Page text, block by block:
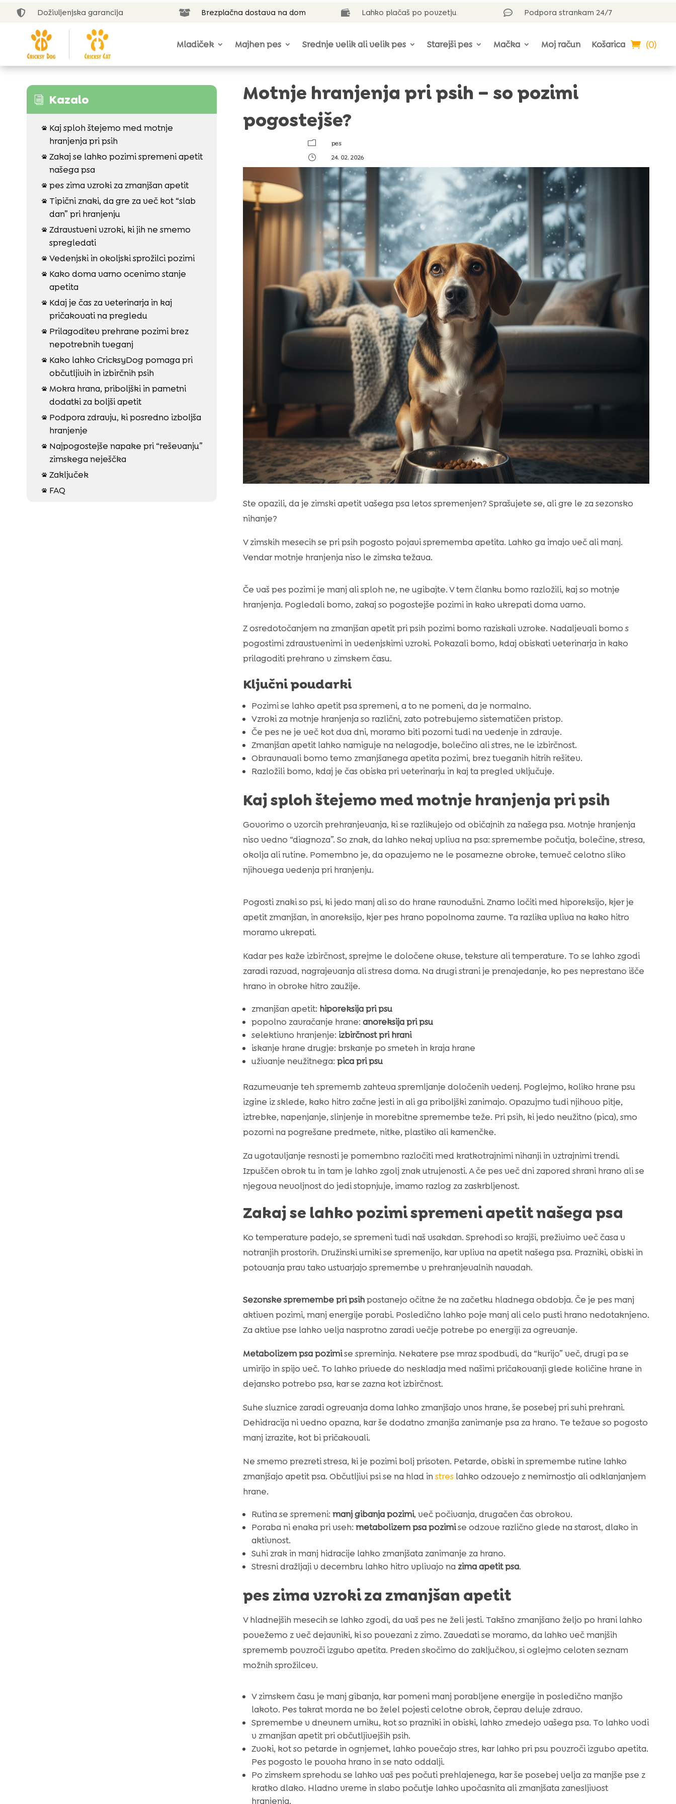
 Doživljenjska garancija  Brezplačna dostava na dom  Lahko plačaš po povzetju  Podpora strankam 24/7
Mladiček Majhen pes Srednje velik ali velik pes Starejši pes Mačka Moj račun Košarica (0)
i Kazalo

Kaj sploh štejemo med motnje
hranjenja pri psih
 Zakaj se lahko pozimi spremeni apetit
našega psa
 pes zima vzroki za zmanjšan apetit

Tipični znaki, da gre za več kot “slab
dan” pri hranjenju
 Zdravstveni vzroki, ki jih ne smemo
spregledati
 Vedenjski in okoljski sprožilci pozimi

Kako doma varno ocenimo stanje
apetita

Kdaj je čas za veterinarja in kaj
pričakovati na pregledu

Prilagoditev prehrane pozimi brez
nepotrebnih tveganj

Kako lahko CricksyDog pomaga pri
občutljivih in izbirčnih psih

Mokra hrana, priboljški in pametni
dodatki za boljši apetit

Podpora zdravju, ki posredno izboljša
hranjenje

Najpogostejše napake pri “reševanju”
zimskega neješčka
 Zaključek
 FAQ
Motnje hranjenja pri psih – so pozimi
pogostejše?
m
pes
}
24. 02. 2026
Ste opazili, da je zimski apetit vašega psa letos spremenjen? Sprašujete se, ali gre le za sezonsko
nihanje?
V zimskih mesecih se pri psih pogosto pojavi sprememba apetita. Lahko ga imajo več ali manj.
Vendar motnje hranjenja niso le zimska težava.
Če vaš pes pozimi je manj ali sploh ne, ne ugibajte. V tem članku bomo razložili, kaj so motnje
hranjenja. Pogledali bomo, zakaj so pogostejše pozimi in kako ukrepati doma varno.
Z osredotočanjem na zmanjšan apetit pri psih pozimi bomo raziskali vzroke. Nadaljevali bomo s
pogostimi zdravstvenimi in vedenjskimi vzroki. Pokazali bomo, kdaj obiskati veterinarja in kako
prilagoditi prehrano v zimskem času.
Ključni poudarki
Pozimi se lahko apetit psa spremeni, a to ne pomeni, da je normalno.
Vzroki za motnje hranjenja so različni, zato potrebujemo sistematičen pristop.
Če pes ne je več kot dva dni, moramo biti pozorni tudi na vedenje in zdravje.
Zmanjšan apetit lahko namiguje na nelagodje, bolečino ali stres, ne le izbirčnost.
Obravnavali bomo temo zmanjšanega apetita pozimi, brez tveganih hitrih rešitev.
Razložili bomo, kdaj je čas obiska pri veterinarju in kaj ta pregled vključuje.
Kaj sploh štejemo med motnje hranjenja pri psih
Govorimo o vzorcih prehranjevanja, ki se razlikujejo od običajnih za našega psa. Motnje hranjenja
niso vedno “diagnoza”. So znak, da lahko nekaj vpliva na psa: spremembe počutja, bolečine, stresa,
okolja ali rutine. Pomembno je, da opazujemo ne le posamezne obroke, temveč celotno sliko
njihovega vedenja pri hranjenju.
Pogosti znaki so psi, ki jedo manj ali so do hrane ravnodušni. Znamo ločiti med hiporeksijo, kjer je
apetit zmanjšan, in anoreksijo, kjer pes hrano popolnoma zavrne. Ta razlika vpliva na kako hitro
moramo ukrepati.
Kadar pes kaže izbirčnost, sprejme le določene okuse, teksture ali temperature. To se lahko zgodi
zaradi razvad, nagrajevanja ali stresa doma. Na drugi strani je prenajedanje, ko pes neprestano išče
hrano in obroke hitro zaužije.
zmanjšan apetit: hiporeksija pri psu
popolno zavračanje hrane: anoreksija pri psu
selektivno hranjenje: izbirčnost pri hrani
iskanje hrane drugje: brskanje po smeteh in kraja hrane
uživanje neužitnega: pica pri psu
Razumevanje teh sprememb zahteva spremljanje določenih vedenj. Poglejmo, koliko hrane psu
izgine iz sklede, kako hitro začne jesti in ali ga priboljški zanimajo. Opazujmo tudi njihovo pitje,
iztrebke, napenjanje, slinjenje in morebitne spremembe teže. Pri psih, ki jedo neužitno (pica), smo
pozorni na pogrešane predmete, nitke, plastiko ali kamenčke.
Za ugotavljanje resnosti je pomembno razločiti med kratkotrajnimi nihanji in vztrajnimi trendi.
Izpuščen obrok tu in tam je lahko zgolj znak utrujenosti. A če pes več dni zapored shrani hrano ali se
njegova nevoljnost do jedi stopnjuje, imamo razlog za zaskrbljenost.
Zakaj se lahko pozimi spremeni apetit našega psa
Ko temperature padejo, se spremeni tudi naš vsakdan. Sprehodi so krajši, preživimo več časa v
notranjih prostorih. Družinski urniki se spremenijo, kar vpliva na apetit našega psa. Prazniki, obiski in
potovanja prav tako ustvarjajo spremembe v prehranjevalnih navadah.
Sezonske spremembe pri psihpostanejo očitne že na začetku hladnega obdobja. Če je pes manj
aktiven pozimi, manj energije porabi. Posledično lahko poje manj ali celo pusti hrano nedotaknjeno.
Za aktive pse lahko velja nasprotno zaradi večje potrebe po energiji za ogrevanje.
Metabolizem psa pozimise spreminja. Nekatere pse mraz spodbudi, da “kurijo” več, drugi pa se
umirijo in spijo več. To lahko privede do neskladja med našimi pričakovanji glede količine hrane in
dejansko potrebo psa, kar se zazna kot izbirčnost.
Suhe sluznice zaradi ogrevanja doma lahko zmanjšajo vnos hrane, še posebej pri suhi prehrani.
Dehidracija ni vedno opazna, kar še dodatno zmanjša zanimanje psa za hrano. Te težave so pogosto
manj izrazite, kot bi pričakovali.
Ne smemo prezreti stresa, ki je pozimi bolj prisoten. Petarde, obiski in spremembe rutine lahko
zmanjšajo apetit psa. Občutljivi psi se na hlad in streslahko odzovejo z nemirnostjo ali odklanjanjem
hrane.
Rutina se spremeni: manj gibanja pozimi, več počivanja, drugačen čas obrokov.
Poraba ni enaka pri vseh: metabolizem psa pozimise odzove različno glede na starost, dlako in
aktivnost.
Suhi zrak in manj hidracije lahko zmanjšata zanimanje za hrano.
Stresni dražljaji v decembru lahko hitro vplivajo na zima apetit psa.
pes zima vzroki za zmanjšan apetit
V hladnejših mesecih se lahko zgodi, da vaš pes ne želi jesti. Takšno zmanjšano željo po hrani lahko
povežemo z več dejavniki, ki so povezani z zimo. Zavedati se moramo, da lahko več manjših
sprememb povzroči izgubo apetita. Preden skočimo do zaključkov, si oglejmo celoten seznam
možnih sprožilcev.
V zimskem času je manj gibanja, kar pomeni manj porabljene energije in posledično manjšo
lakoto. Pes takrat morda ne bo želel pojesti celotne obrok, čeprav deluje zdravo.
Spremembe v dnevnem urniku, kot so prazniki in obiski, lahko zmedejo vašega psa. To lahko vodi
v zmanjšan apetit pri občutljivejših psih.
Zvoki, kot so petarde in ognjemet, lahko povečajo stres, kar lahko pri psu povzroči izgubo apetita.
Pes pogosto le povoha hrano in se nato oddalji.
Po zimskem sprehodu se lahko vaš pes počuti prehlajenega, kar še posebej velja za manjše pse z
kratko dlako. Hladno vreme in slabo počutje lahko upočasnita ali zmanjšata zanesljivost
hranjenja.